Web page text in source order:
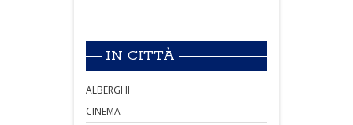
IN CITTÀ
ALBERGHI
CINEMA